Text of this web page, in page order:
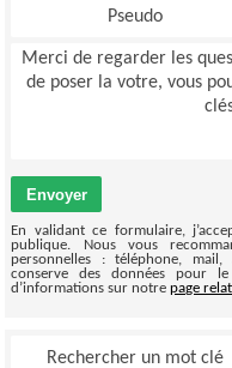
Envoyer
En validant ce formulaire,
publique. Nous vous
personnelles : téléphone, mail,
conserve des données pour
d’informations sur notrepage